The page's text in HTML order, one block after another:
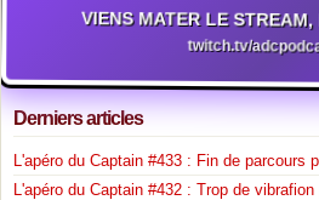
VIENS MATER LE
twitch.tv/
Derniers articles
L'apéro du Captain #433 : Fin de parcours
L'apéro du Captain #432 : Trop de